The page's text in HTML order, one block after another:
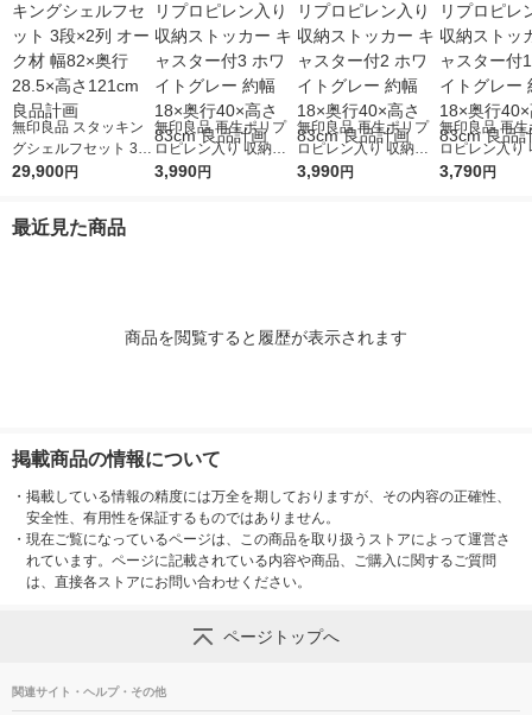
無印良品 スタッキン
グシェルフセット 3段
×2列 オーク材 幅82×
29,900円
無印良品 再生ポリプ
ロピレン入り 収納ス
トッカー キャスター
3,990円
無印良品 再生ポリプ
ロピレン入り 収納ス
トッカー キャスター
3,990円
無印良品 再生
ロピレン入り
トッカー キャ
3,790円
最近見た商品
商品を閲覧すると履歴が表示されます
掲載商品の情報について
・ 掲載している情報の精度には万全を期しておりますが、その内容の正確性、
安全性、有用性を保証するものではありません。
・ 現在ご覧になっているページは、この商品を取り扱うストアによって運営さ
れています。ページに記載されている内容や商品、ご購入に関するご質問
は、直接各ストアにお問い合わせください。
ページトップへ
関連サイト・ヘルプ・その他